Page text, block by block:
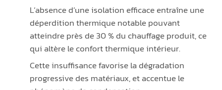
L’absence d’une isolation efficace entraîne une
déperdition thermique notable pouvant
atteindre près de 30 % du chauffage produit, ce
qui altère le confort thermique intérieur.
Cette insuffisance favorise la dégradation
progressive des matériaux, et accentue le